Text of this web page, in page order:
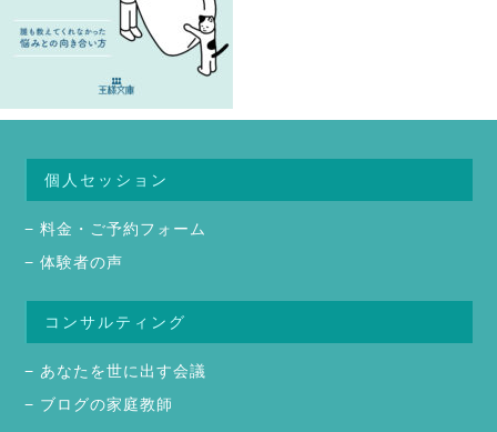
個人セッション
料金・ご予約フォーム
体験者の声
コンサルティング
あなたを世に出す会議
ブログの家庭教師